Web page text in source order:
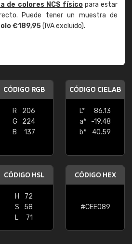
de colores NCS físicopara estar
Puede tener un muestra de
€189,95(IVA excluido).
CÓDIGO RGB
R
206
G
224
B
137
CÓDIGO CIELAB
L*
86.13
a*
-19.48
b*
40.59
CÓDIGO HSL
H
72
S
58
L
71
CÓDIGO HEX
#CEE089